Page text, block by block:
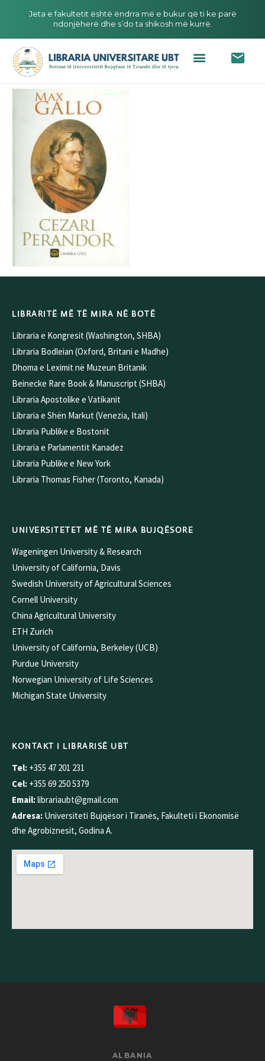
Jeta e fakultetit është ëndrra më e bukur që ti ke parë
ndonjëherë dhe s’do ta shikosh më kurrë.
LIBRARITË MË TË MIRA NË BOTË
Libraria e Kongresit (Washington, SHBA)
Libraria Bodleian (Oxford, Britani e Madhe)
Dhoma e Leximit në Muzeun Britanik
Beinecke Rare Book & Manuscript (SHBA)
Libraria Apostolike e Vatikanit
Libraria e Shën Markut (Venezia, Itali)
Libraria Publike e Bostonit
Libraria e Parlamentit Kanadez
Libraria Publike e New York
Libraria Thomas Fisher (Toronto, Kanada)
UNIVERSITETET MË TË MIRA BUJQËSORE
Wageningen University & Research
University of California, Davis
Swedish University of Agricultural Sciences
Cornell University
China Agricultural University
ETH Zurich
University of California, Berkeley (UCB)
Purdue University
Norwegian University of Life Sciences
Michigan State University
KONTAKT I LIBRARISË UBT
Tel: +355 47 201 231
Cel: +355 69 250 5379
Email:librariaubt@gmail.com
Adresa: Universiteti Bujqësor i Tiranës, Fakulteti i Ekonomisë
dhe Agrobiznesit, Godina A.
ALBANIA